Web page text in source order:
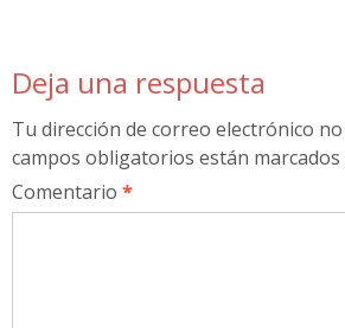
Deja una respuesta
Tu dirección de correo electrónico
campos obligatorios están marcados
Comentario *